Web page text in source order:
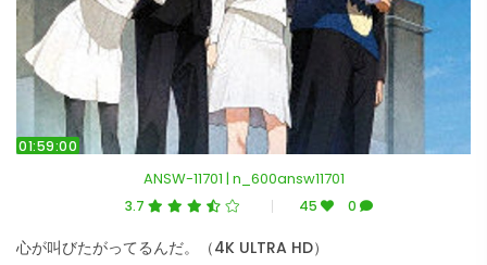
01:59:00
ANSW-11701 | n_600answ11701
3.7 45 0
心が叫びたがってるんだ。（4K ULTRA HD）